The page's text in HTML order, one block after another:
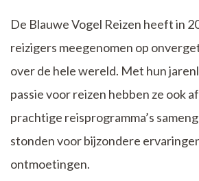
De Blauwe Vogel Reizen heeft in
reizigers meegenomen op
over de hele wereld. Met hun
passie voor reizen hebben ze ook
prachtige reisprogramma’s
stonden voor bijzondere
ontmoetingen.